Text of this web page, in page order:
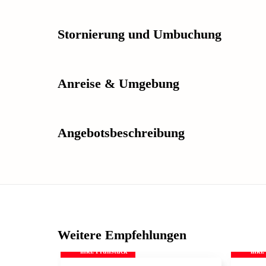
Stornierung und Umbuchung
Anreise & Umgebung
Angebotsbeschreibung
Weitere Empfehlungen
inkl. Frühstück inkl.